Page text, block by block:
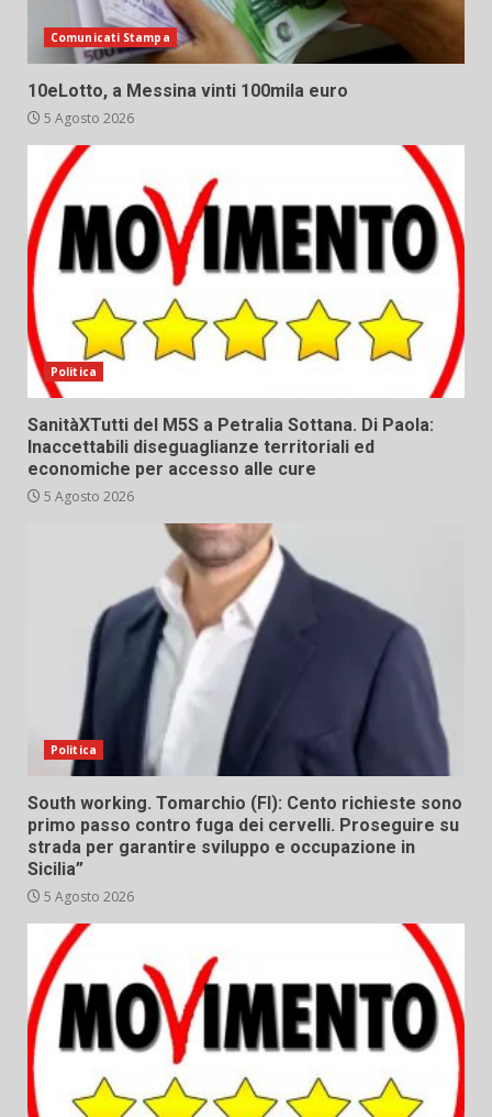
Comunicati Stampa
10eLotto, a Messina vinti 100mila euro
5 Agosto 2026
Politica
SanitàXTutti del M5S a Petralia Sottana. Di Paola:
Inaccettabili diseguaglianze territoriali ed
economiche per accesso alle cure
5 Agosto 2026
Politica
South working. Tomarchio (FI): Cento richieste sono
primo passo contro fuga dei cervelli. Proseguire su
strada per garantire sviluppo e occupazione in
Sicilia”
5 Agosto 2026